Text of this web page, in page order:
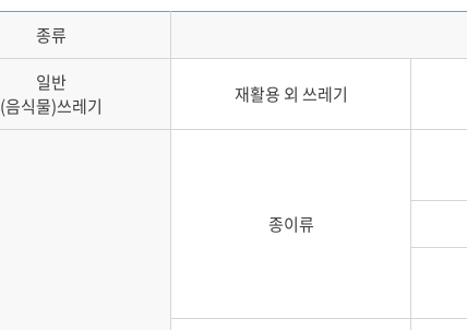
종류
일반
(음식물)쓰레기
재활용 외 쓰레기
종이류